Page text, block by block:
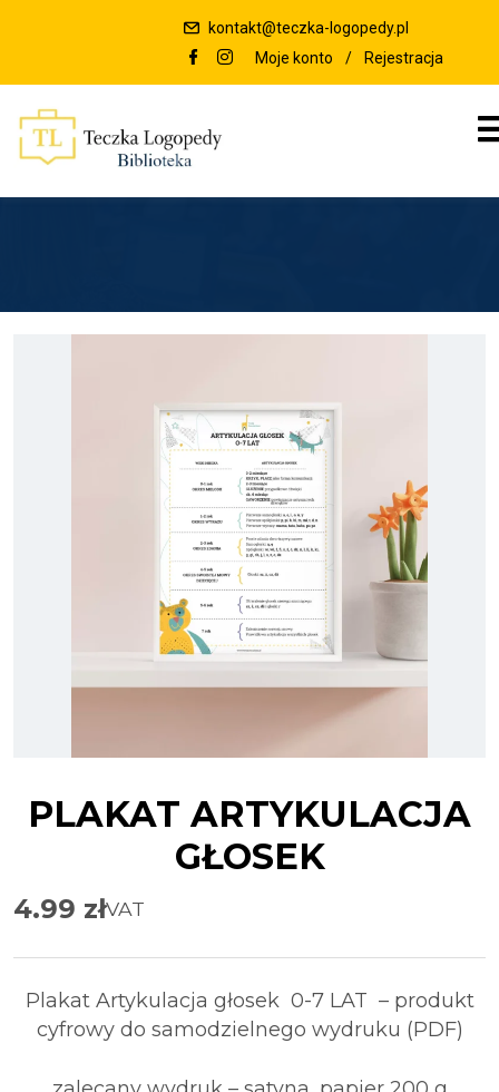
kontakt@teczka-logopedy.pl
Moje konto
/ Rejestracja
PLAKAT ARTYKULACJA
GŁOSEK
4.99 złVAT
Plakat Artykulacja głosek 0-7 LAT – produkt
cyfrowy do samodzielnego wydruku (PDF)